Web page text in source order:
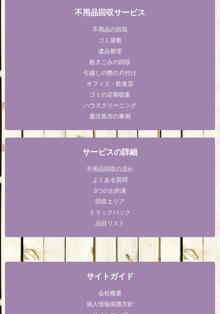
不用品回収サービス
不用品の回収
ゴミ屋敷
遺品整理
粗大ごみの回収
引越しの際の片付け
オフィス・飲食店
ゴミの定期収集
ハウスクリーニング
鹿児島市の事例
サービスの詳細
不用品回収の流れ
よくある質問
3つのお約束
回収エリア
トラックパック
品目リスト
サイトガイド
会社概要
個人情報保護方針